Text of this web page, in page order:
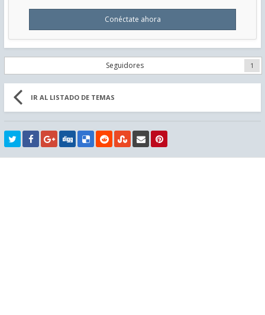
Conéctate ahora
Seguidores 1
IR AL LISTADO DE TEMAS